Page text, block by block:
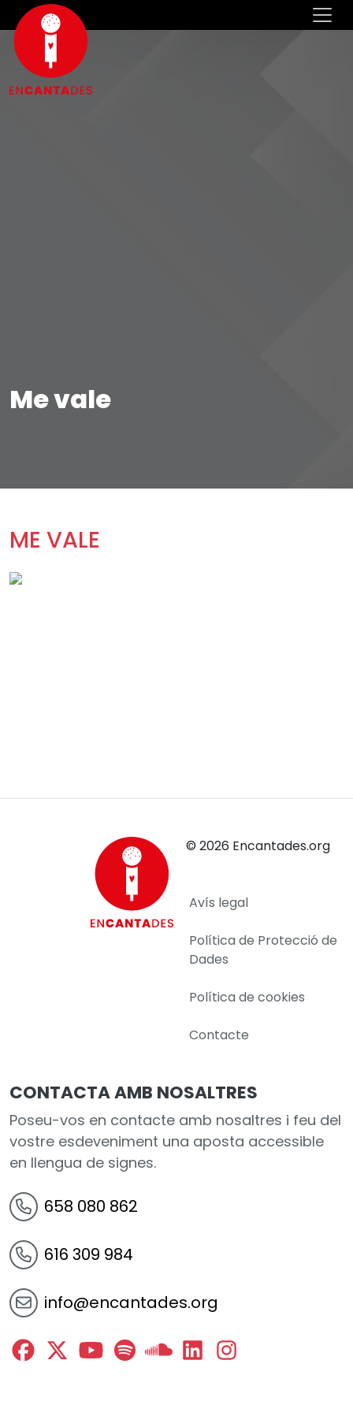
Me vale
ME VALE
© 2026 Encantades.org
Avís legal
Política de Protecció de
Dades
Política de cookies
Contacte
CONTACTA AMB NOSALTRES
Poseu-vos en contacte amb nosaltres i feu del
vostre esdeveniment una aposta accessible
en llengua de signes.
658 080 862
616 309 984
info@encantades.org